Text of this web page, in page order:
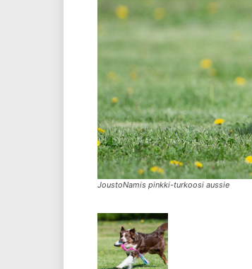
JoustoNamis pinkki-turkoosi aussie